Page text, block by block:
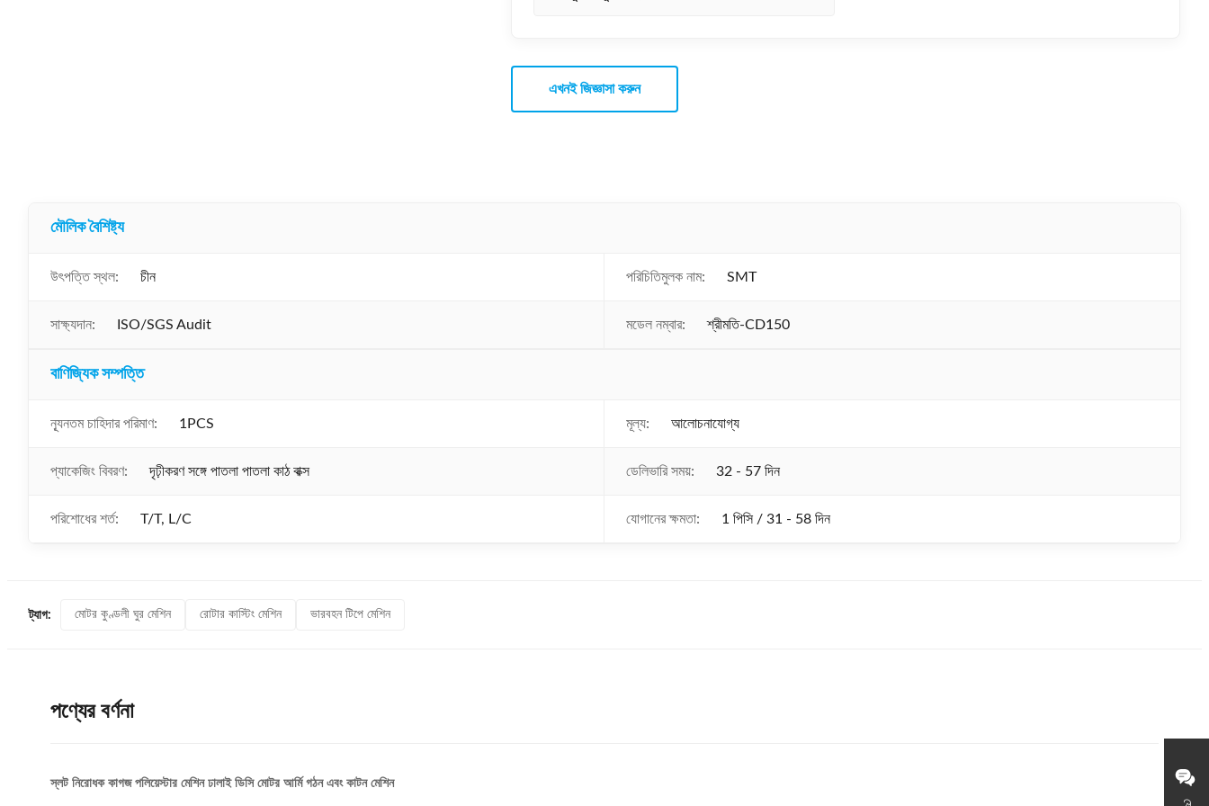
এখনই জিজ্ঞাসা করুন
মৌলিক বৈশিষ্ট্য
উৎপত্তি স্থল: চীন পরিচিতিমুলক নাম: SMT
সাক্ষ্যদান: ISO/SGS Audit মডেল নম্বার: শ্রীমতি-CD150
বাণিজ্যিক সম্পত্তি
ন্যূনতম চাহিদার পরিমাণ: 1PCS মূল্য: আলোচনাযোগ্য
প্যাকেজিং বিবরণ: দৃঢ়ীকরণ সঙ্গে পাতলা পাতলা কাঠ বাক্স ডেলিভারি সময়: 32 - 57 দিন
পরিশোধের শর্ত: T/T, L/C যোগানের ক্ষমতা: 1 পিসি / 31 - 58 দিন
ট্যাগ: মোটর কুণ্ডলী ঘুর মেশিন রোটার কাস্টিং মেশিন ভারবহন টিপে মেশিন
পণ্যের বর্ণনা
স্লট নিরোধক কাগজ পলিয়েস্টার মেশিন ঢালাই ডিসি মোটর আর্মি গঠন এবং কাটন মেশিন